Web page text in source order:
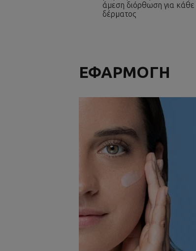
άμεση διόρθωση για κάθε
δέρματος
ΕΦΑΡΜΟΓΗ